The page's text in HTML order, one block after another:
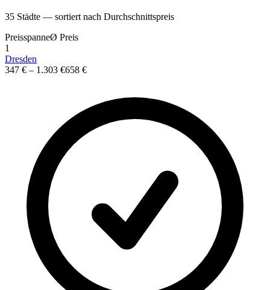
35 Städte — sortiert nach Durchschnittspreis
PreisspanneØ Preis
1
Dresden
347 € – 1.303 €658 €